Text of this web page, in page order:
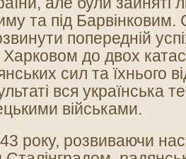
та під Барвінковим.
попередній
Харковом до двох
сил та їхнього
вся українська
військами.
року, розвиваючи